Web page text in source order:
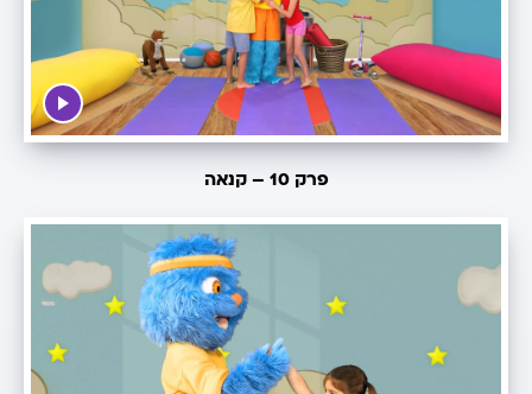
פרק 10 – קנאה